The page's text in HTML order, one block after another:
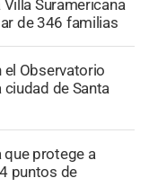
Suramericana
de 346 familias
el Observatorio
de Santa
que protege a
puntos de